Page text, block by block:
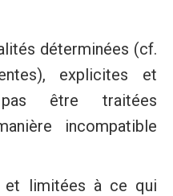
déterminées (cf.
explicites et
être traitées
incompatible
et limitées à ce qui